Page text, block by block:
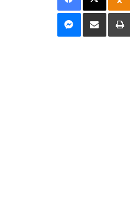
Messenger
Distribuie prin mail